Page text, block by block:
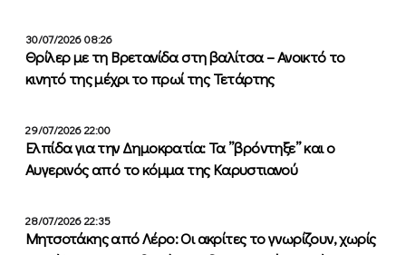
30/07/2026 08:26
Θρίλερ με τη Βρετανίδα στη βαλίτσα – Ανοικτό το
κινητό της μέχρι το πρωί της Τετάρτης
29/07/2026 22:00
Ελπίδα για την Δημοκρατία: Τα ”βρόντηξε” και ο
Αυγερινός από το κόμμα της Καρυστιανού
28/07/2026 22:35
Μητσοτάκης από Λέρο: Οι ακρίτες το γνωρίζουν, χωρίς